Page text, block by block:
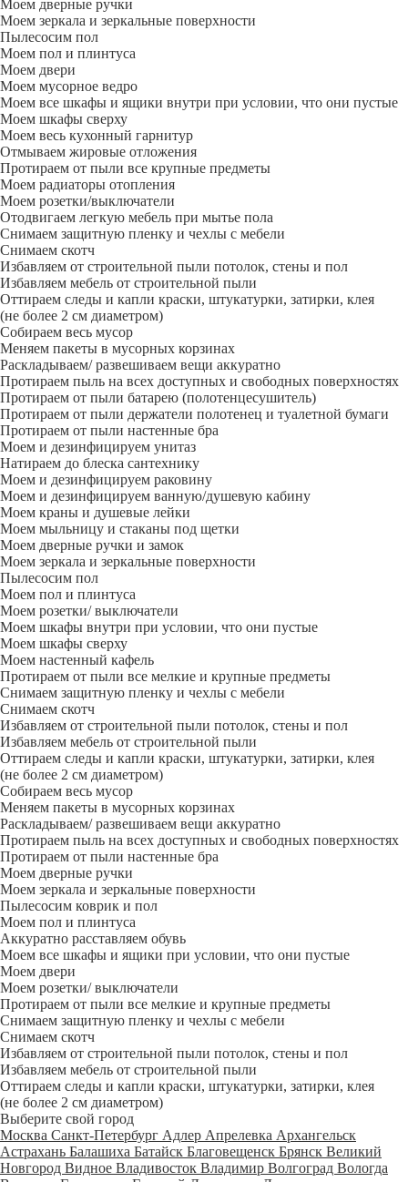
Моем дверные ручки
Моем зеркала и зеркальные поверхности
Пылесосим пол
Моем пол и плинтуса
Моем двери
Моем мусорное ведро
Моем все шкафы и ящики внутри при условии, что они пустые
Моем шкафы сверху
Моем весь кухонный гарнитур
Отмываем жировые отложения
Протираем от пыли все крупные предметы
Моем радиаторы отопления
Моем розетки/выключатели
Отодвигаем легкую мебель при мытье пола
Снимаем защитную пленку и чехлы с мебели
Снимаем скотч
Избавляем от строительной пыли потолок, стены и пол
Избавляем мебель от строительной пыли
Оттираем следы и капли краски, штукатурки, затирки, клея
(не более 2 см диаметром)
Собираем весь мусор
Меняем пакеты в мусорных корзинах
Раскладываем/ развешиваем вещи аккуратно
Протираем пыль на всех доступных и свободных поверхностях
Протираем от пыли батарею (полотенцесушитель)
Протираем от пыли держатели полотенец и туалетной бумаги
Протираем от пыли настенные бра
Моем и дезинфицируем унитаз
Натираем до блеска сантехнику
Моем и дезинфицируем раковину
Моем и дезинфицируем ванную/душевую кабину
Моем краны и душевые лейки
Моем мыльницу и стаканы под щетки
Моем дверные ручки и замок
Моем зеркала и зеркальные поверхности
Пылесосим пол
Моем пол и плинтуса
Моем розетки/ выключатели
Моем шкафы внутри при условии, что они пустые
Моем шкафы сверху
Моем настенный кафель
Протираем от пыли все мелкие и крупные предметы
Снимаем защитную пленку и чехлы с мебели
Снимаем скотч
Избавляем от строительной пыли потолок, стены и пол
Избавляем мебель от строительной пыли
Оттираем следы и капли краски, штукатурки, затирки, клея
(не более 2 см диаметром)
Собираем весь мусор
Меняем пакеты в мусорных корзинах
Раскладываем/ развешиваем вещи аккуратно
Протираем пыль на всех доступных и свободных поверхностях
Протираем от пыли настенные бра
Моем дверные ручки
Моем зеркала и зеркальные поверхности
Пылесосим коврик и пол
Моем пол и плинтуса
Аккуратно расставляем обувь
Моем все шкафы и ящики при условии, что они пустые
Моем двери
Моем розетки/ выключатели
Протираем от пыли все мелкие и крупные предметы
Снимаем защитную пленку и чехлы с мебели
Снимаем скотч
Избавляем от строительной пыли потолок, стены и пол
Избавляем мебель от строительной пыли
Оттираем следы и капли краски, штукатурки, затирки, клея
(не более 2 см диаметром)
Выберите свой город
Москва Санкт-Петербург Адлер Апрелевка Архангельск
Астрахань Балашиха Батайск Благовещенск Брянск Великий
Новгород Видное Владивосток Владимир Волгоград Вологда